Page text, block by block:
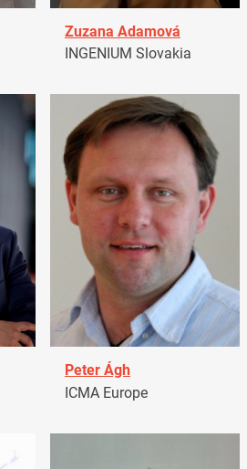
Zuzana Adamová
INGENIUM Slovakia
Peter Ágh
ICMA Europe